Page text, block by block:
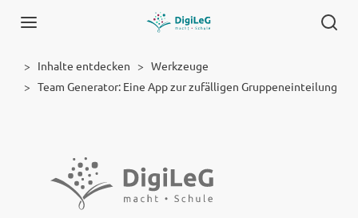
Inhalte entdecken
Werkzeuge
Team Generator: Eine App zur zufälligen Gruppeneinteilung